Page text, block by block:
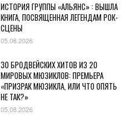
ИСТОРИЯ ГРУППЫ «АЛЬЯНС» : ВЫШЛА
КНИГА, ПОСВЯЩЕННАЯ ЛЕГЕНДАМ РОК-
СЦЕНЫ
05.08.2026
30 БРОДВЕЙСКИХ ХИТОВ ИЗ 20
МИРОВЫХ МЮЗИКЛОВ: ПРЕМЬЕРА
«ПРИЗРАК МЮЗИКЛА, ИЛИ ЧТО ОПЯТЬ
НЕ ТАК?»
05.08.2026